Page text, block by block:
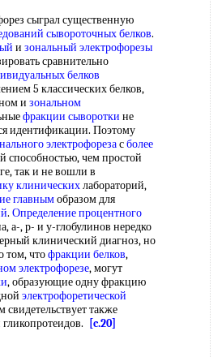
сыграл существенную
сывороточных белков.
и зональный электрофорезы
сравнительно
белков
5 классических белков,
и зональном
фракции сыворотки не
идентификации. Поэтому
электрофорезасболее
способностью, чем простой
так и не вошли в
клиническихлабораторий,
главнымобразом для
. Определение процентного
а-, р- и у-глобулинов нередко
клинический диагноз, но
том, чтофракции белков,
электрофорезе, могут
, образующие одну фракцию
электрофоретической
свидетельствует также
[c.20]